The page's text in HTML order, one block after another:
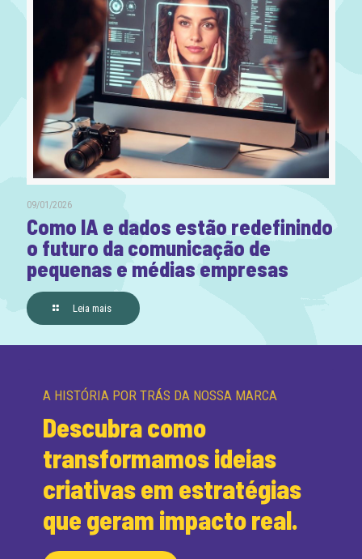
09/01/2026
Como IA e dados estão redefinindo
o futuro da comunicação de
pequenas e médias empresas
Leia mais
A HISTÓRIA POR TRÁS DA NOSSA MARCA
Descubra como
transformamos ideias
criativas em estratégias
que geram impacto real.